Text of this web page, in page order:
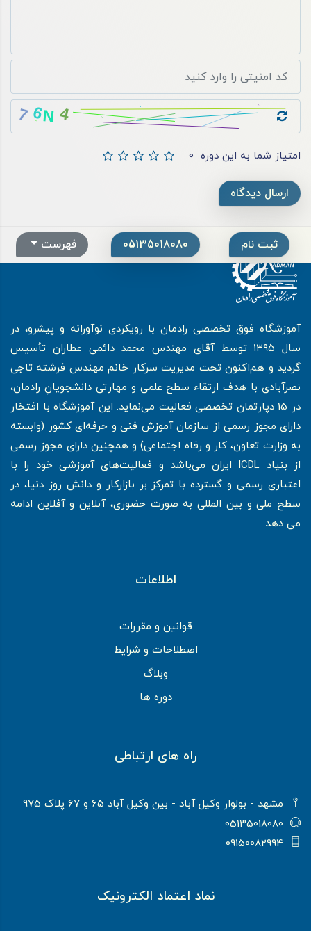
امتیاز شما به این دوره 0
ارسال دیدگاه
ثبت نام 05135018080 فهرست
آموزشگاه فوق تخصصی رادمان با رویکردی نوآورانه و پیشرو، در
سال ۱۳۹۵ توسط آقای مهندس محمد دائمی عطاران تأسیس
گردید و هم‌اکنون تحت مدیریت سرکار خانم مهندس فرشته تاجی
نصرآبادی با هدف ارتقاء سطح علمی و مهارتی دانشجویانِ رادمان،
در 15 دپارتمان تخصصی فعالیت می‌نماید. این آموزشگاه با افتخار
دارای مجوز رسمی از سازمان آموزش فنی و حرفه‌ای کشور (وابسته
به وزارت تعاون، کار و رفاه اجتماعی) و همچنین دارای مجوز رسمی
از بنیاد ICDL ایران می‌باشد و فعالیت‌های آموزشی خود را با
اعتباری رسمی و گسترده با تمرکز بر بازارکار و دانش روز دنیا، در
سطح ملی و بین المللی به صورت حضوری، آنلاین و آفلاین ادامه
می دهد.
اطلاعات
قوانین و مقررات
اصطلاحات و شرایط
وبلاگ
دوره ها
راه های ارتباطی
مشهد - بولوار وکیل آباد - بین وکیل آباد 65 و 67 پلاک 975
05135018080
09150082994
نماد اعتماد الکترونیک